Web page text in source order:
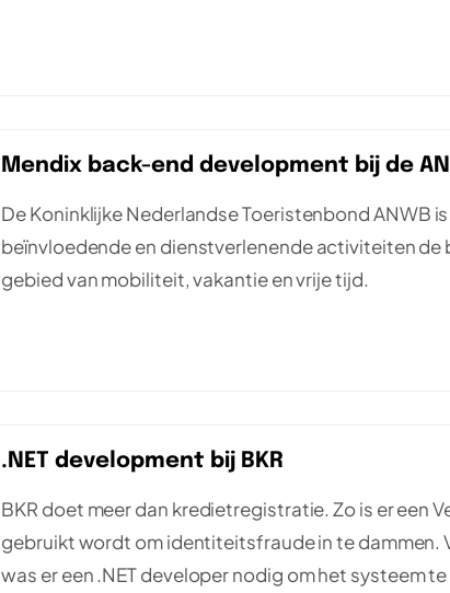
Mendix back-end development bij de
De Koninklijke Nederlandse Toeristenbond ANWB
beïnvloedende en dienstverlenende activiteiten
gebied van mobiliteit, vakantie en vrije tijd.
.NET development bij BKR
BKR doet meer dan kredietregistratie. Zo is er een
gebruikt wordt om identiteitsfraude in te dammen.
was er een .NET developer nodig om het systeem